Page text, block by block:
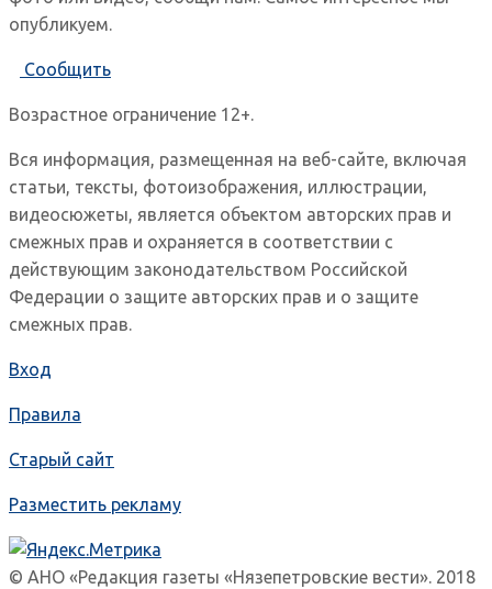
опубликуем.
Сообщить
Возрастное ограничение 12+.
Вся информация, размещенная на веб-сайте, включая
статьи, тексты, фотоизображения, иллюстрации,
видеосюжеты, является объектом авторских прав и
смежных прав и охраняется в соответствии с
действующим законодательством Российской
Федерации о защите авторских прав и о защите
смежных прав.
Вход
Правила
Старый сайт
Разместить рекламу
© АНО «Редакция газеты «Нязепетровские вести». 2018